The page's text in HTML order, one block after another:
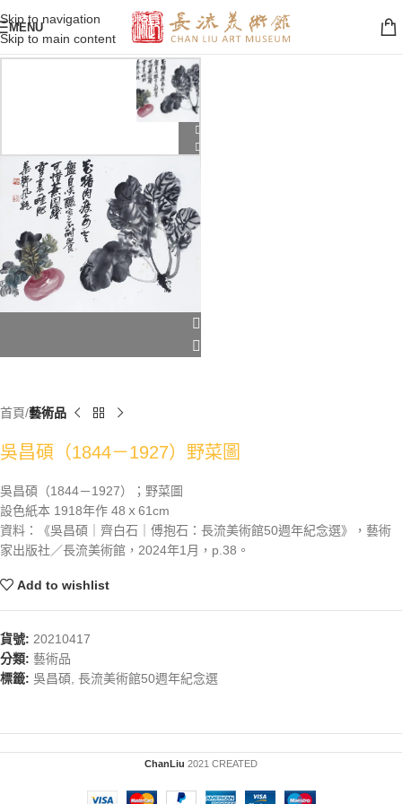
Skip to navigation
Skip to main content
MENU
首頁 藝術品
吳昌碩（1844－1927）野菜圖
吳昌碩（1844－1927）；野菜圖
設色紙本 1918年作 48ｘ61cm
資料：《吳昌碩｜齊白石｜傅抱石：長流美術館50週年紀念選》，藝術
家出版社／長流美術館，2024年1月，p.38。
Add to wishlist
貨號: 20210417
分類: 藝術品
標籤: 吳昌碩 長流美術館50週年紀念選
ChanLiu 2021 CREATED